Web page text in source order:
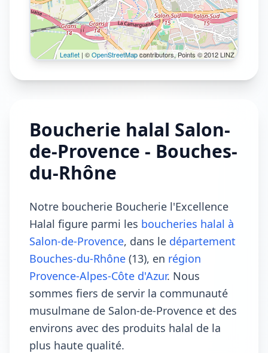
Leaflet | ©OpenStreetMapcontributors, Points © 2012 LINZ
Boucherie halal Salon-
de-Provence - Bouches-
du-Rhône
Notre boucherie Boucherie l'Excellence
Halal figure parmi les boucheries halal à
Salon-de-Provence, dans le département
Bouches-du-Rhône (13), en région
Provence-Alpes-Côte d'Azur. Nous
sommes fiers de servir la communauté
musulmane de Salon-de-Provence et des
environs avec des produits halal de la
plus haute qualité.